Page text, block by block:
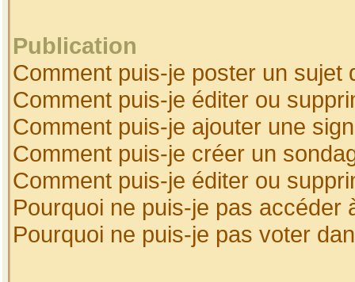
Publication
Comment puis-je poster un sujet
Comment puis-je éditer ou
Comment puis-je ajouter une
Comment puis-je créer un
Comment puis-je éditer ou
Pourquoi ne puis-je pas accéder
Pourquoi ne puis-je pas voter